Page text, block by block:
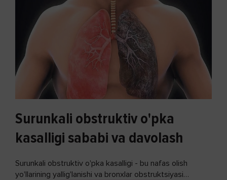
Surunkali obstruktiv o'pka
kasalligi sababi va davolash
Surunkali obstruktiv o'pka kasalligi - bu nafas olish
yo'llarining yallig'lanishi va bronxlar obstruktsiyasi